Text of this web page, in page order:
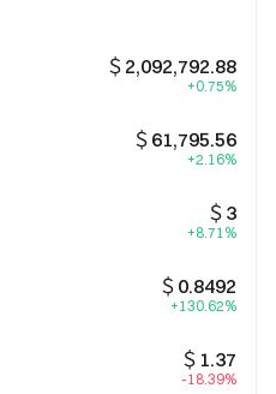
＄2,092,792.88
+0.75%
＄61,795.56
+2.16%
＄3
+8.71%
＄0.8492
+130.62%
＄1.37
-18.39%